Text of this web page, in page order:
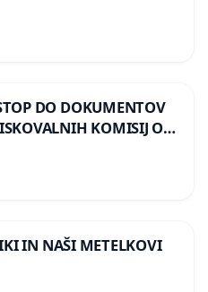
DO DOKUMENTOV
KOMISIJ O
IN NAŠI METELKOVI